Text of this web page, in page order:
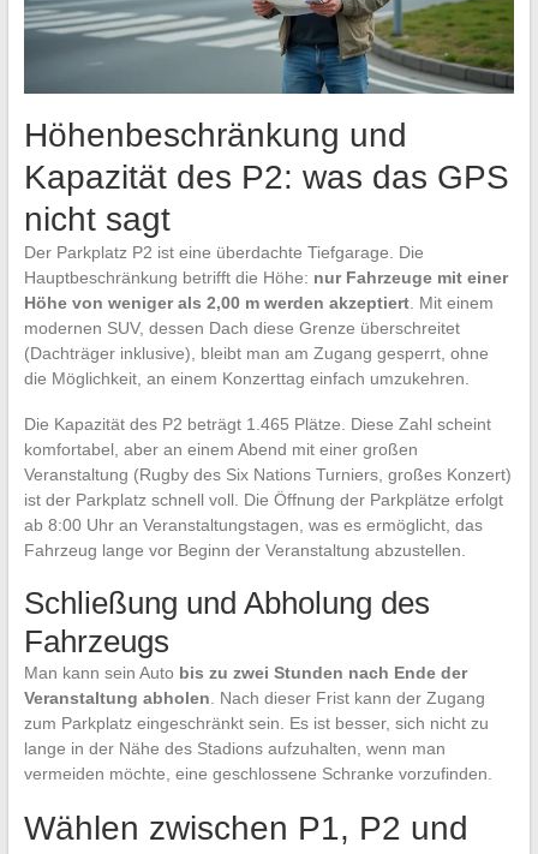
Höhenbeschränkung und
Kapazität des P2: was das GPS
nicht sagt
Der Parkplatz P2 ist eine überdachte Tiefgarage. Die
Hauptbeschränkung betrifft die Höhe: nur Fahrzeuge mit einer
Höhe von weniger als 2,00 m werden akzeptiert. Mit einem
modernen SUV, dessen Dach diese Grenze überschreitet
(Dachträger inklusive), bleibt man am Zugang gesperrt, ohne
die Möglichkeit, an einem Konzerttag einfach umzukehren.
Die Kapazität des P2 beträgt 1.465 Plätze. Diese Zahl scheint
komfortabel, aber an einem Abend mit einer großen
Veranstaltung (Rugby des Six Nations Turniers, großes Konzert)
ist der Parkplatz schnell voll. Die Öffnung der Parkplätze erfolgt
ab 8:00 Uhr an Veranstaltungstagen, was es ermöglicht, das
Fahrzeug lange vor Beginn der Veranstaltung abzustellen.
Schließung und Abholung des
Fahrzeugs
Man kann sein Auto bis zu zwei Stunden nach Ende der
Veranstaltung abholen. Nach dieser Frist kann der Zugang
zum Parkplatz eingeschränkt sein. Es ist besser, sich nicht zu
lange in der Nähe des Stadions aufzuhalten, wenn man
vermeiden möchte, eine geschlossene Schranke vorzufinden.
Wählen zwischen P1, P2 und